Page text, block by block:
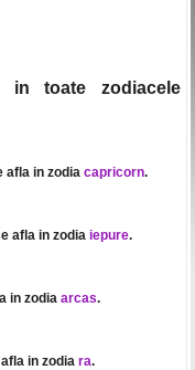
in toate zodiacele
afla in zodia capricorn.
afla in zodia iepure.
in zodia arcas.
in zodia ra.